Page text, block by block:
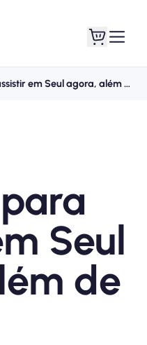
de loja
4 shows para assistir em Seul agora, além de NANTA
Seul
de